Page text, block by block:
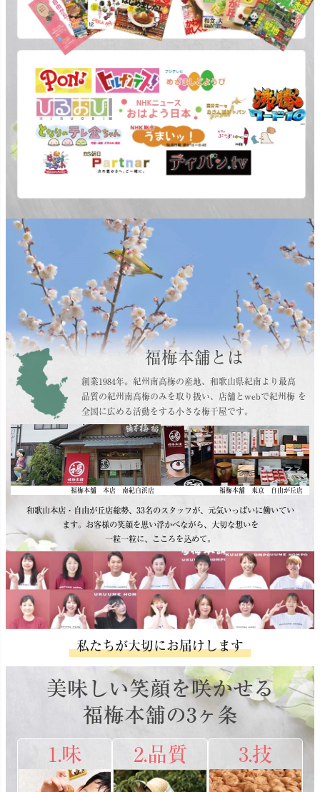
福梅本舗とは
創業1984年。紀州南高梅の産地、和歌山県紀南より最高
品質の紀州南高梅のみを取り扱い、店舗とwebで紀州梅 を
全国に広める活動をする小さな梅干屋です。
福梅本舗 本店 南紀白浜店 福梅本舗 東京 自由が丘店
和歌山本店・自由が丘店総勢、33名のスタッフが、元気いっぱいに働いてい
ます。お客様の笑顔を思い浮かべながら、大切な想いを
一粒一粒に、こころを込めて。
私たちが大切にお届けします
美味しい笑顔を咲かせる
福梅本舗の3ヶ条
1.味
2.品質 3.技